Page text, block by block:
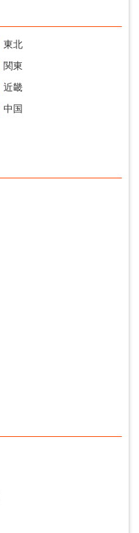
東北
関東
近畿
中国